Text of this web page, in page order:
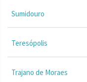
Sumidouro
Teresópolis
Trajano de Moraes